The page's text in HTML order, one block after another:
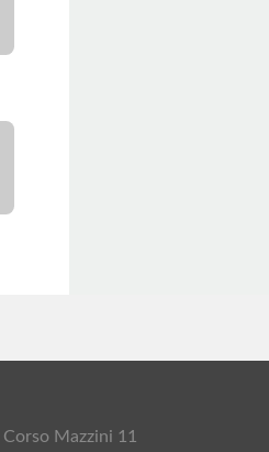
Corso Mazzini 11